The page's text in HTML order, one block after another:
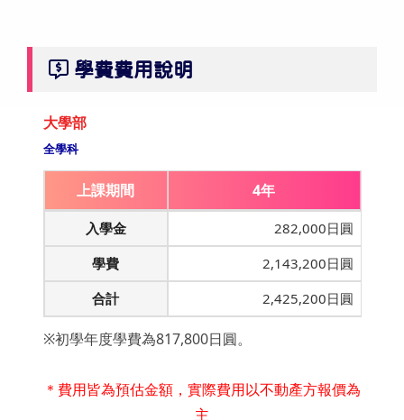
學費費用說明
大學部
全學科
上課期間 4年
入學金
282,000日圓
學費
2,143,200日圓
合計
2,425,200日圓
※初學年度學費為817,800日圓。
＊費用皆為預估金額，實際費用以不動產方報價為
主